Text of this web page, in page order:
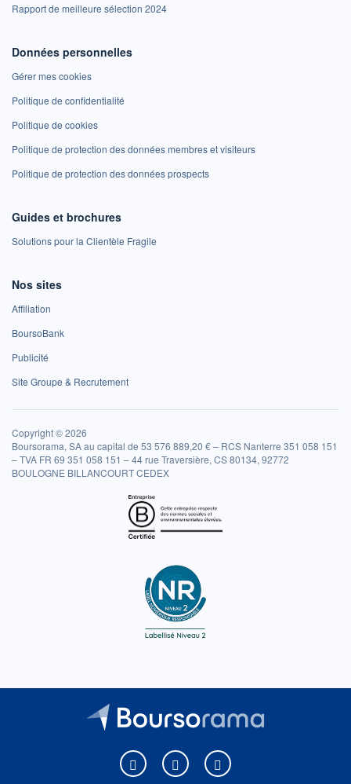
Rapport de meilleure sélection 2024
Données personnelles
Gérer mes cookies
Politique de confidentialité
Politique de cookies
Politique de protection des données membres et visiteurs
Politique de protection des données prospects
Guides et brochures
Solutions pour la Clientèle Fragile
Nos sites
Affiliation
BoursoBank
Publicité
Site Groupe & Recrutement
Copyright © 2026
Boursorama, SA au capital de 53 576 889,20 € – RCS Nanterre 351 058 151
– TVA FR 69 351 058 151 – 44 rue Traversière, CS 80134, 92772
BOULOGNE BILLANCOURT CEDEX
Boursorama sur Facebook
Boursorama sur XBoursorama sur